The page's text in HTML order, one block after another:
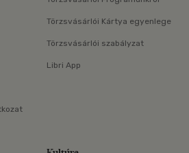
Törzsvásárlói Kártya egyenlege
Törzsvásárlói szabályzat
Libri App